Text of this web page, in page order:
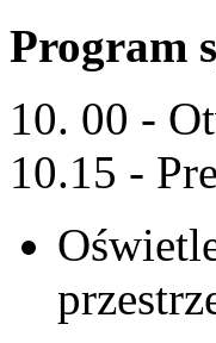
Program
10. 00 -
10.15 -